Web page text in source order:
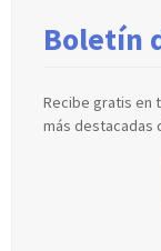
Boletín
Recibe gratis en
más destacadas